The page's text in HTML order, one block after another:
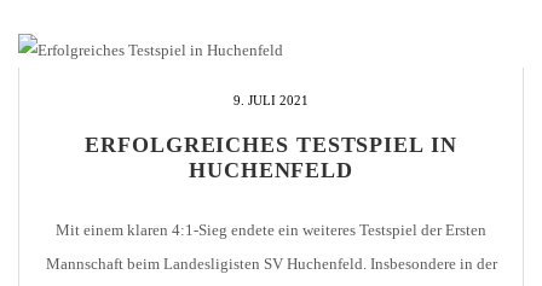
9. JULI 2021
ERFOLGREICHES TESTSPIEL IN
HUCHENFELD
Mit einem klaren 4:1-Sieg endete ein weiteres Testspiel der Ersten
Mannschaft beim Landesligisten SV Huchenfeld. Insbesondere in der